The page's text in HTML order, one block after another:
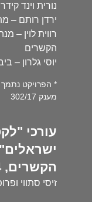
נורית וינד
ירדן רותם – מתכנת
רווית לוין –
הקשרים
יוסי גלרון –
* הפרויקט
מענק 302/17
עורכי
הקשרים, 2014):
זיסי סתווי